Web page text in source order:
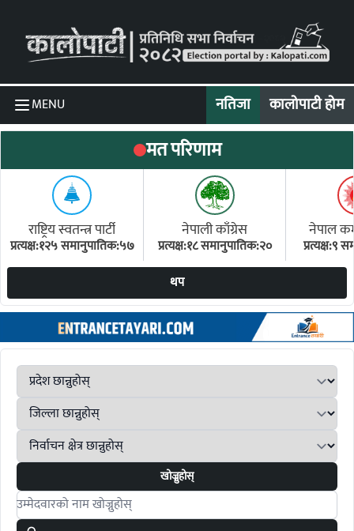
MENU नतिजा कालोपाटी होम
मत परिणाम
राष्ट्रिय स्वतन्त्र पार्टी
प्रत्यक्ष:१२५ समानुपातिक:५७
नेपाली काँग्रेस
प्रत्यक्ष:१८ समानुपातिक:२०
नेपाल
प्रत्यक्ष:९
थप
खोज्नुहोस्
Search candidates